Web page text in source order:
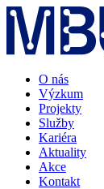
O nás
Výzkum
Projekty
Služby
Kariéra
Aktuality
Akce
Kontakt